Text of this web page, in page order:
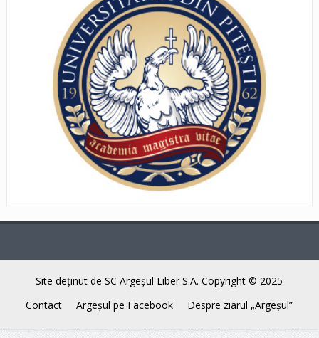
Site deţinut de SC Argeşul Liber S.A. Copyright © 2025
Contact
Argeşul pe Facebook Despre ziarul „Argeşul”